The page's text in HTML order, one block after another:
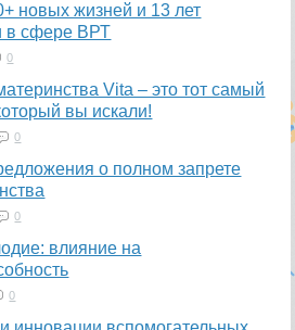
новых жизней и 13 лет
в сфере ВРТ
0
Vita – это тот самый
вы искали!
0
о полном запрете
0
влияние на
0